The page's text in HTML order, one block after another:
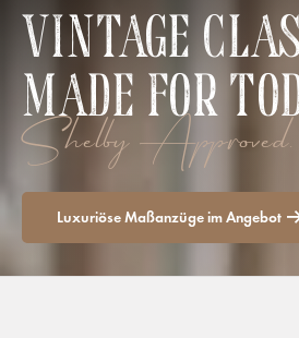
VINTAGE
MADE FOR
Shelby Approved.
Luxuriöse Maßanzüge im Angebot